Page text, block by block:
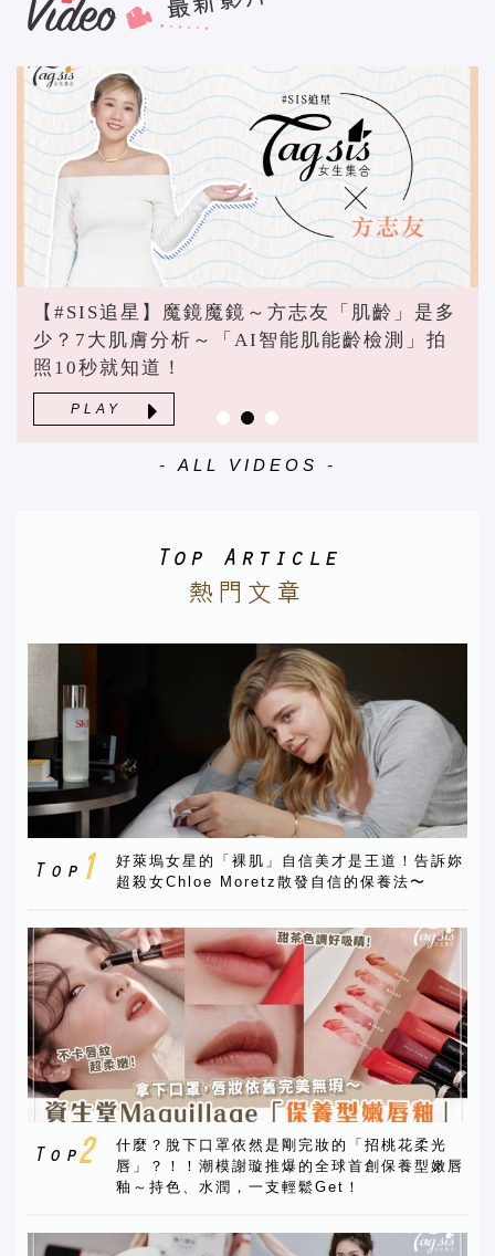
【#SIS追星】魔鏡魔鏡～方志友「肌齡」是多
少？7大肌膚分析～「AI智能肌能齡檢測」拍
照10秒就知道！
PLAY
- ALL VIDEOS -
好萊塢女星的「裸肌」自信美才是王道！告訴妳
超殺女Chloe Moretz散發自信的保養法〜
什麼？脫下口罩依然是剛完妝的「招桃花柔光
唇」？！！潮模謝璇推爆的全球首創保養型嫩唇
釉～持色、水潤，一支輕鬆Get！